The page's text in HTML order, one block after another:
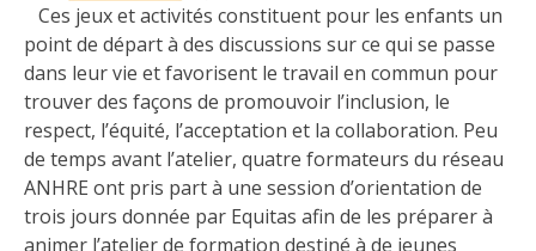
Ces jeux et activités constituent pour les enfants un
point de départ à des discussions sur ce qui se passe
dans leur vie et favorisent le travail en commun pour
trouver des façons de promouvoir l’inclusion, le
respect, l’équité, l’acceptation et la collaboration. Peu
de temps avant l’atelier, quatre formateurs du réseau
ANHRE ont pris part à une session d’orientation de
trois jours donnée par Equitas afin de les préparer à
animer l’atelier de formation destiné à de jeunes